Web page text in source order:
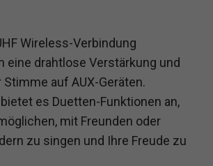
Wireless-Verbindung
eine drahtlose Verstärkung und
auf AUX-Geräten.
es Duetten-Funktionen an,
mit Freunden oder
zu singen und Ihre Freude zu